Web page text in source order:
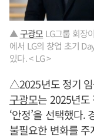
▲구광모 LG그룹 회장
에서 LG의 창업 초기
있다. < LG >
△2025년도 정기 임
구광모는 2025년도
‘안정’을 선택했다.
불필요한 변화를